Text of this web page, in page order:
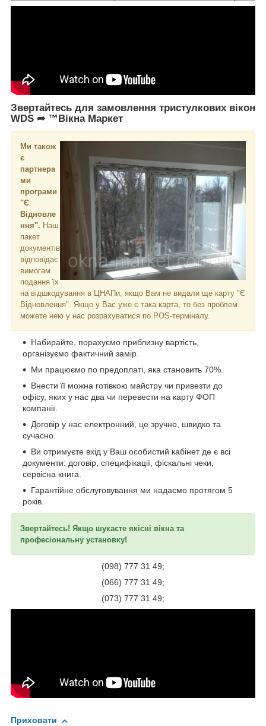
Звертайтесь для замовлення тристулкових вікон
WDS ➦ ™Вікна Маркет
Ми також
є
партнера
ми
програми
"Є
Відновле
ння". Наш
пакет
документів
відповідає
вимогам
подання їх
на відшкодування в ЦНАПи, якщо Вам не видали ще карту "Є
Відновлення". Якщо у Вас уже є така карта, то без проблем
можете нею у нас розрахуватися по POS-терміналу.
Набирайте, порахуємо приблизну вартість,
організуємо фактичний замір.
Ми працюємо по предоплаті, яка становить 70%.
Внести її можна готівкою майстру чи привезти до
офісу, яких у нас два чи перевести на карту ФОП
компанії.
Договір у нас електронний, це зручно, швидко та
сучасно.
Ви отримуєте вхід у Ваш особистий кабінет де є всі
документи: договір, специфікації, фіскальні чеки,
сервісна книга.
Гарантійне обслуговування ми надаємо протягом 5
років.
Звертайтесь! Якщо шукаєте якісні вікна та
професіональну установку!
(098) 777 31 49;
(066) 777 31 49;
(073) 777 31 49;
Приховати